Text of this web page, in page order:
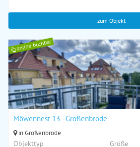
zum Objekt
online buchbar
Möwennest 13 - Großenbrode
in Großenbrode
Objekttyp Größe